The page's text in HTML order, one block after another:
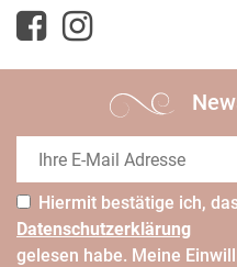
Hiermit bestätige ich,
Daten­schutz­erklärung
gelesen habe. Meine